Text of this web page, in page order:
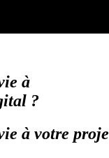
à
?
à votre